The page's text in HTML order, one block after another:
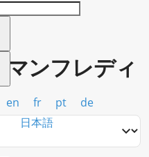
en fr pt
de
日本語
ンフレディ